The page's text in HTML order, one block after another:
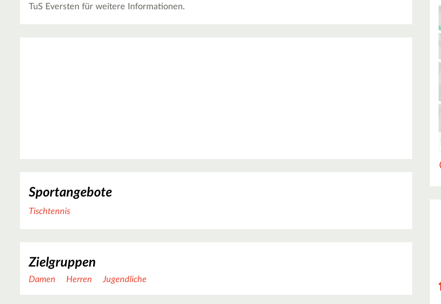
TuS Eversten für weitere Informationen.
Sportangebote
Tischtennis
Zielgruppen
Damen Herren Jugendliche